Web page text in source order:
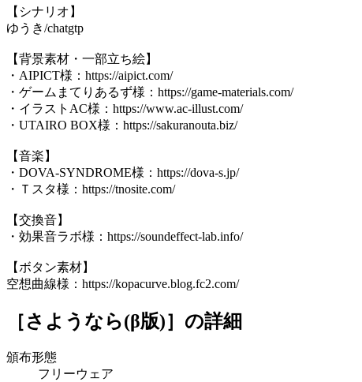
【シナリオ】
ゆうき/chatgtp
【背景素材・一部立ち絵】
・AIPICT様：https://aipict.com/
・ゲームまてりあるず様：https://game-materials.com/
・イラストAC様：https://www.ac-illust.com/
・UTAIRO BOX様：https://sakuranouta.biz/
【音楽】
・DOVA-SYNDROME様：https://dova-s.jp/
・Ｔスタ様：https://tnosite.com/
【交換音】
・効果音ラボ様：https://soundeffect-lab.info/
【ボタン素材】
空想曲線様：https://kopacurve.blog.fc2.com/
［さようなら(β版)］ の詳細
頒布形態
フリーウェア